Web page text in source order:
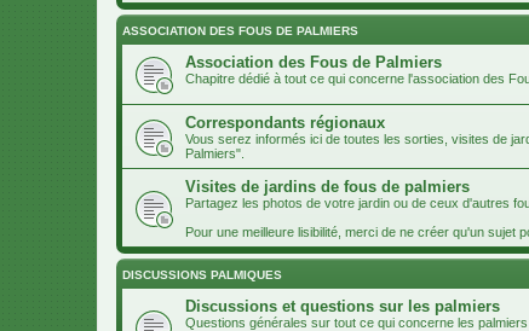
ASSOCIATION DES FOUS DE PALMIERS
Association des Fous de Palmiers
Chapitre dédié à tout ce qui concerne l'association des
Correspondants régionaux
Vous serez informés ici de toutes les sorties, visites de
Palmiers".
Visites de jardins de fous de palmiers
Partagez les photos de votre jardin ou de ceux d'autres
Pour une meilleure lisibilité, merci de ne créer qu'un sujet
DISCUSSIONS PALMIQUES
Discussions et questions sur les palmiers
Questions générales sur tout ce qui concerne les palmiers